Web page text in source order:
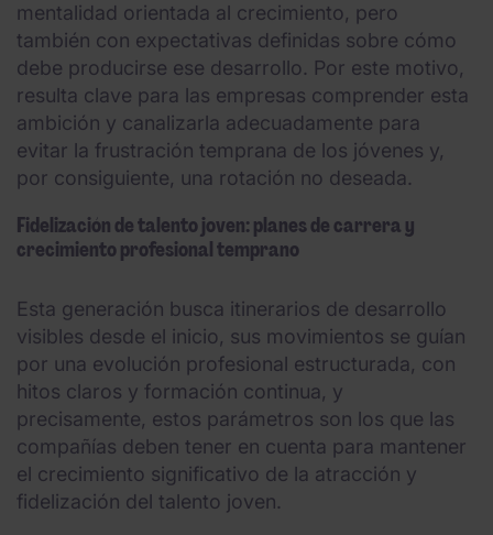
mentalidad orientada al crecimiento, pero
también con expectativas definidas sobre cómo
debe producirse ese desarrollo. Por este motivo,
resulta clave para las empresas comprender esta
ambición y canalizarla adecuadamente para
evitar la frustración temprana de los jóvenes y,
por consiguiente, una rotación no deseada.
Fidelización de talento joven: planes de carrera y
crecimiento profesional temprano
Esta generación busca itinerarios de desarrollo
visibles desde el inicio, sus movimientos se guían
por una evolución profesional estructurada, con
hitos claros y formación continua, y
precisamente, estos parámetros son los que las
compañías deben tener en cuenta para mantener
el crecimiento significativo de la atracción y
fidelización del talento joven.